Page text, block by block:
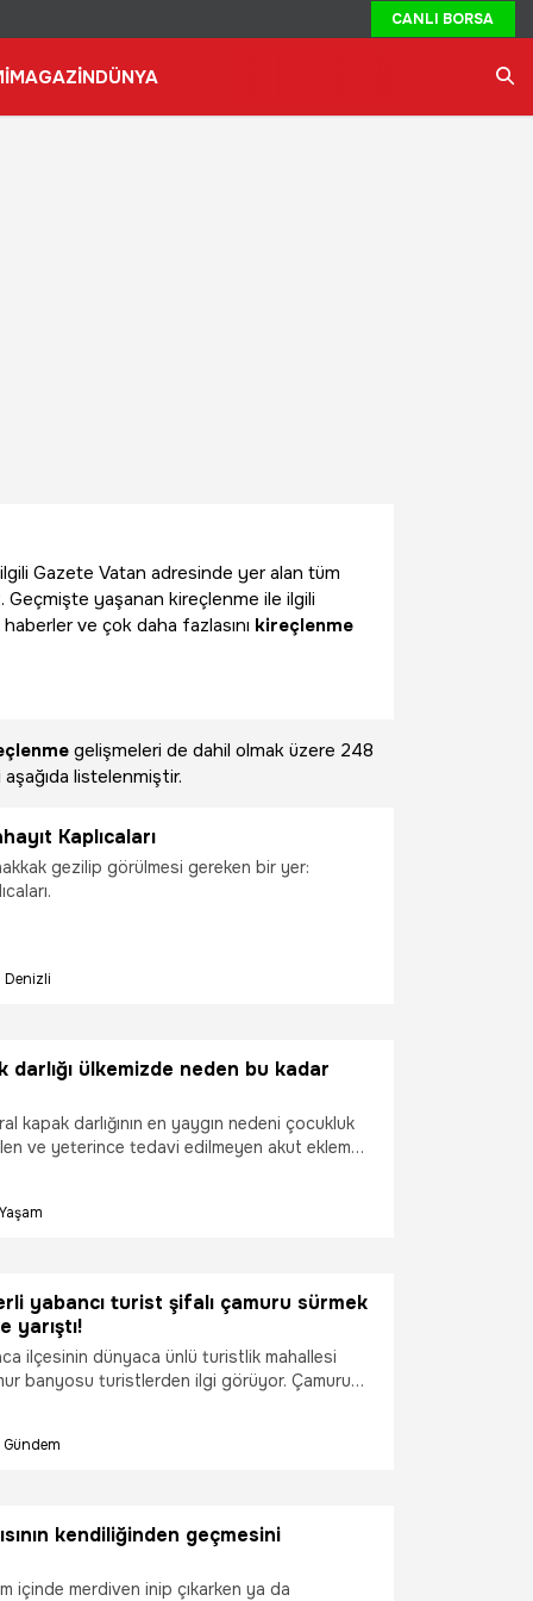
CANLI BORSA
MAGAZİNDÜNYA
Gazete Vatan adresinde yer alan tüm
yaşanan kireçlenme ile ilgili
ve çok daha fazlasını kireçlenme
gelişmeleri de dahil olmak üzere 248
listelenmiştir.
Kaplıcaları
gezilip görülmesi gereken bir yer:
Denizli
darlığı ülkemizde neden bu kadar
kapak darlığının en yaygın nedeni çocukluk
ve yeterince tedavi edilmeyen akut eklem
Kalp ve Damar Cerrahisi Prof. Dr. Mahmut
Yaşam
yabancı turist şifalı çamuru sürmek
yarıştı!
ilçesinin dünyaca ünlü turistlik mahallesi
banyosu turistlerden ilgi görüyor. Çamuru
Gündem
kendiliğinden geçmesini
içinde merdiven inip çıkarken ya da